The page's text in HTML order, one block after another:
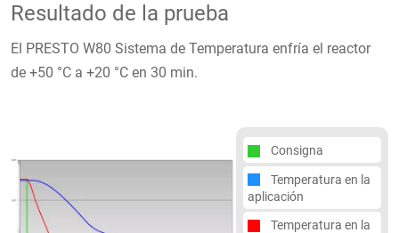
Resultado de la prueba
El PRESTO W80 Sistema de Temperatura enfría el reactor
de +50 °C a +20 °C en 30 min.
Consigna
Temperatura en la
aplicación
Temperatura en la